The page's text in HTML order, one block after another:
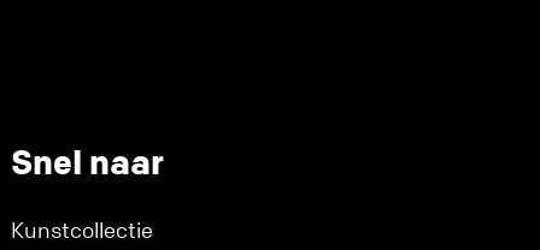
Snel naar
Kunstcollectie